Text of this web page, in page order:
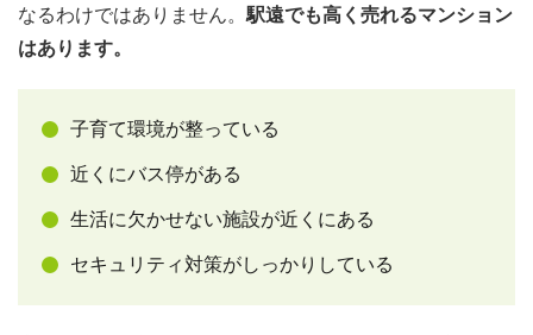
なるわけではありません。駅遠でも高く売れるマンション
はあります。
子育て環境が整っている
近くにバス停がある
生活に欠かせない施設が近くにある
セキュリティ対策がしっかりしている